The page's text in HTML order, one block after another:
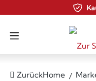
Zum Hauptinhalt Kauf
ZurückHome